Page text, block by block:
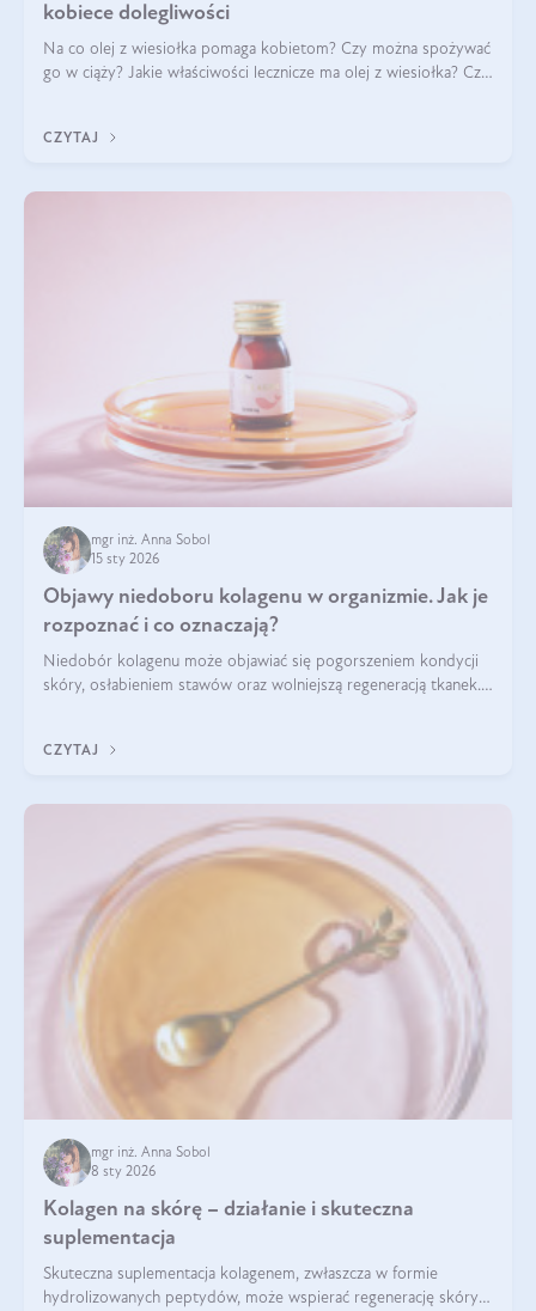
kobiece dolegliwości
Na co olej z wiesiołka pomaga kobietom? Czy można spożywać
go w ciąży? Jakie właściwości lecznicze ma olej z wiesiołka? Czy
CZYTAJ
mgr inż. Anna Sobol
15 sty 2026
Objawy niedoboru kolagenu w organizmie. Jak je
rozpoznać i co oznaczają?
Niedobór kolagenu może objawiać się pogorszeniem kondycji
skóry, osłabieniem stawów oraz wolniejszą regeneracją tkanek.
osłabienie włosów.
CZYTAJ
mgr inż. Anna Sobol
8 sty 2026
Kolagen na skórę – działanie i skuteczna
suplementacja
Skuteczna suplementacja kolagenem, zwłaszcza w formie
hydrolizowanych peptydów, może wspierać regenerację skóry i